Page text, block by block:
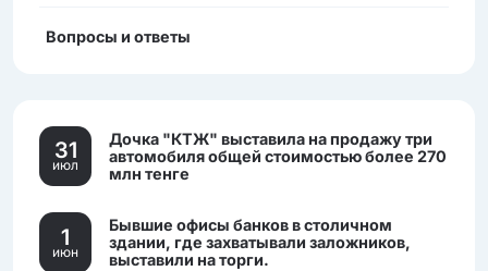
Вопросы и ответы
31
июл
Дочка "КТЖ" выставила на продажу три
автомобиля общей стоимостью более 270
млн тенге
1
июн
Бывшие офисы банков в столичном
здании, где захватывали заложников,
выставили на торги.